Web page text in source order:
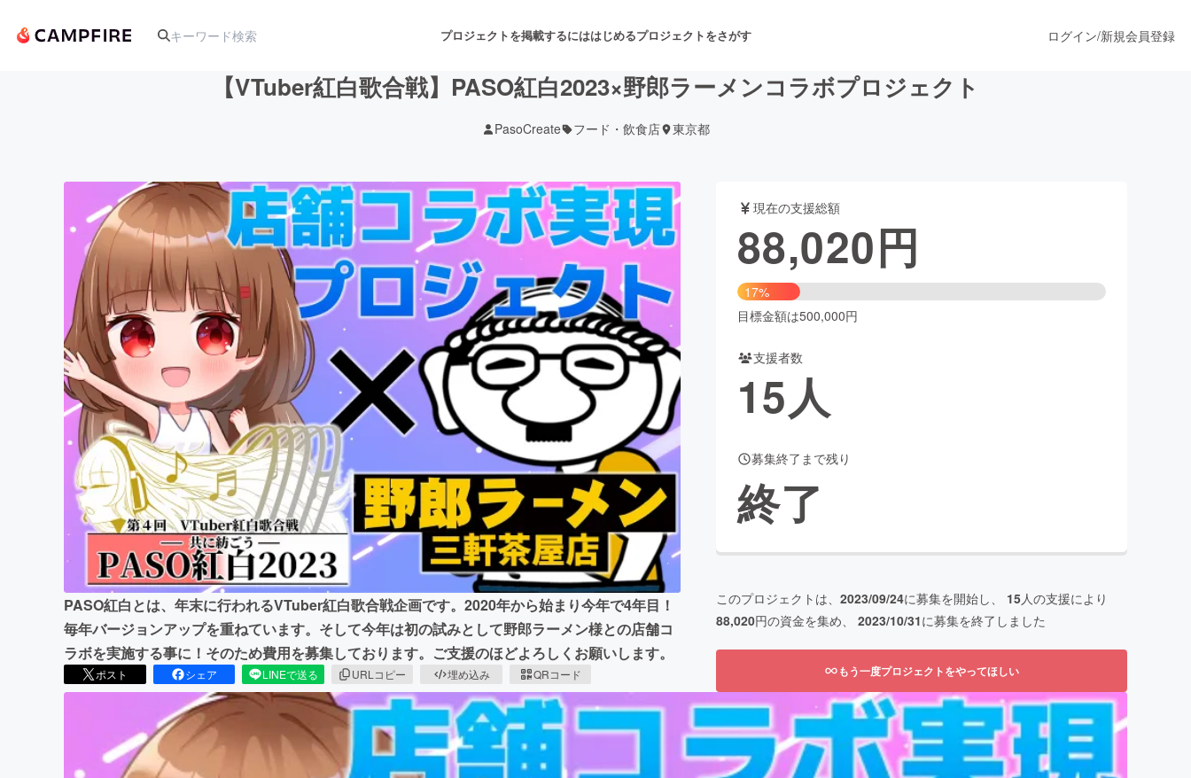
プロジェクトを掲載するにははじめるプロジェクトをさがす
アート・写真 音楽 舞台・パフォーマンス
テクノロジー・ガジェット ゲーム・サービス開発 ファッション
映像・映画 書籍・雑誌出版
ビジネス・起業 チャレンジ ビューティー・ヘルスケア
まちづくり・地域活性化
CAMPFIRE for Social GoodCAMPFIRE Creation
CAMPFIREふるさと納税machi-yaコミュニティ
ログイン/新規会員登録
【VTuber紅白歌合戦】PASO紅白2023×野郎ラーメンコラボプロジェクト
PasoCreate フード・飲食店 東京都
PASO紅白とは、年末に行われるVTuber紅白歌合戦企画です。2020年から始まり今年で4年目！
毎年バージョンアップを重ねています。そして今年は初の試みとして野郎ラーメン様との店舗コ
ラボを実施する事に！そのため費用を募集しております。ご支援のほどよろしくお願いします。
ポスト シェア LINEで送る URLコピー 埋め込み QRコード
現在の支援総額
88,020円
17%
目標金額は500,000円
支援者数
15人
募集終了まで残り
終了
このプロジェクトは、 2023/09/24に募集を開始し、 15人の支援により
88,020円の資金を集め、 2023/10/31に募集を終了しました
もう一度プロジェクトをやってほしい